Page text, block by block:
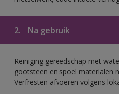
2. Na gebruik
Reiniging gereedschap met
gootsteen en spoel materialen
Verfresten afvoeren volgens